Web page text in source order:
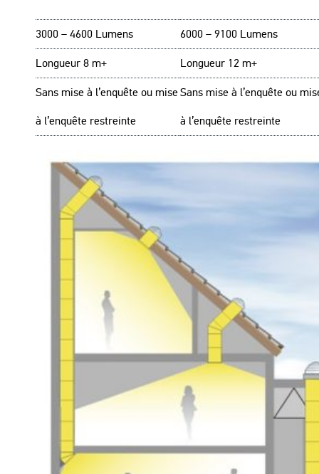
3000 – 4600 Lumens 6000 – 9100 Lumens
Longueur 8 m+ Longueur 12 m+
Sans mise à l’enquête ou mise
à l’enquête restreinte
Sans mise à l’enquête ou
à l’enquête restreinte